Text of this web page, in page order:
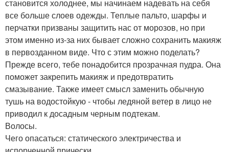
становится холоднее, мы начинаем надевать на себя
все больше слоев одежды. Теплые пальто, шарфы и
перчатки призваны защитить нас от морозов, но при
этом именно из-за них бывает сложно сохранить макияж
в первозданном виде. Что с этим можно поделать?
Прежде всего, тебе понадобится прозрачная пудра. Она
поможет закрепить макияж и предотвратить
смазывание. Также имеет смысл заменить обычную
тушь на водостойкую - чтобы ледяной ветер в лицо не
приводил к досадным черным подтекам.
Волосы.
Чего опасаться: статического электричества и